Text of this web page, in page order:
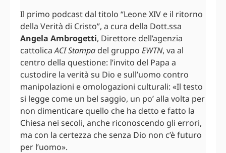
Il primo podcast dal titolo “Leone XIV e il ritorno
della Verità di Cristo”, a cura della Dott.ssa
Angela Ambrogetti, Direttore dell’agenzia
cattolicaACI Stampa del gruppo EWTN, va al
centro della questione: l’invito del Papa a
custodire la verità su Dio e sull’uomo contro
manipolazioni e omologazioni culturali: «Il testo
si legge come un bel saggio, un po’ alla volta per
non dimenticare quello che ha detto e fatto la
Chiesa nei secoli, anche riconoscendo gli errori,
ma con la certezza che senza Dio non c’è futuro
per l’uomo».